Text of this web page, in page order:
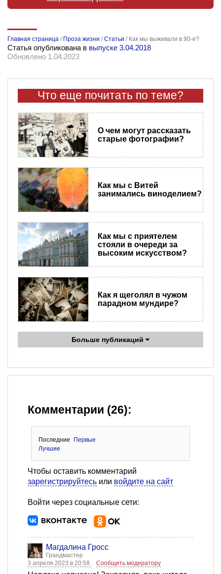
Главная страница / Проза жизни /Статьи / Как мы выживали в 90-е?
Статья опубликована в выпуске 3.04.2018
Обновлено 1.04.2023
Что еще почитать по теме?
О чем могут рассказать
старые фотографии?
Как мы с Витей
занимались виноделием?
Как мы с приятелем
стояли в очереди за
высоким искусством?
Как я щеголял в чужом
парадном мундире?
Больше публикаций
Комментарии (26):
Последние
Первые
Лучшие
Чтобы оставить комментарий
зарегистрируйтесь или войдите на сайт
Войти через социальные сети:
Магдалина Гросс
Грандмастер
3 апреля 2023 в 20:58
Сообщить модератору